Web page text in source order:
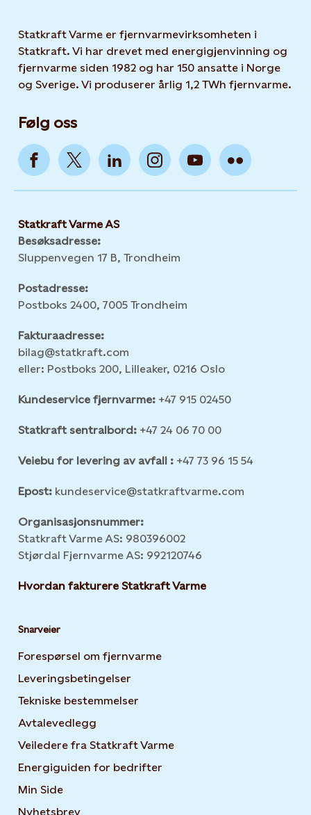
Statkraft Varme er fjernvarmevirksomheten i
Statkraft. Vi har drevet med energigjenvinning og
fjernvarme siden 1982 og har 150 ansatte i Norge
og Sverige. Vi produserer årlig 1,2 TWh fjernvarme.
Følg oss
Statkraft Varme AS
Besøksadresse:
Sluppenvegen 17 B, Trondheim
Postadresse:
Postboks 2400, 7005 Trondheim
Fakturaadresse:
bilag@statkraft.com
eller: Postboks 200, Lilleaker, 0216 Oslo
Kundeservice fjernvarme: +47 915 02450
Statkraft sentralbord: +47 24 06 70 00
Veiebu for levering av avfall : +47 73 96 15 54
Epost: kundeservice@statkraftvarme.com
Organisasjonsnummer:
Statkraft Varme AS: 980396002
Stjørdal Fjernvarme AS: 992120746
Hvordan fakturere Statkraft Varme
Snarveier
Forespørsel om fjernvarme
Leveringsbetingelser
Tekniske bestemmelser
Avtalevedlegg
Veiledere fra Statkraft Varme
Energiguiden for bedrifter
Min Side
Nyhetsbrev